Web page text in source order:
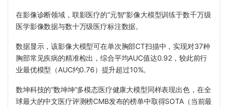
在影像诊断领域，联影医疗的“元智”影像大模型训练于数千万级
医学影像数据与数十万级医疗标注数据。
数据显示，该影像大模型可在单次胸部CT扫描中，实现对37种
胸部常见疾病的精准检出，综合平均AUC值达0.92，较此前行
业最优模型（AUC约0.76）提升超过10%。
数坤科技的“数坤坤”多模态医疗健康大模型同样表现出色，在全
球最大的中文医疗评测榜CMB发布的榜单中取得SOTA（当前最